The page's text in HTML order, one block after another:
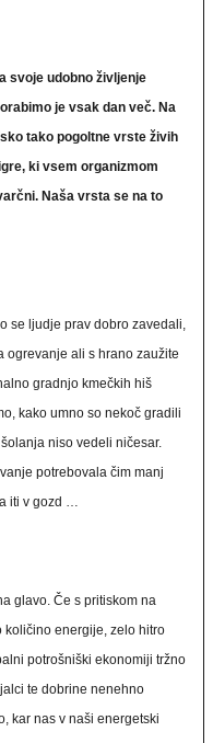
svoje udobno življenje
je vsak dan več. Na
tako pogoltne vrste živih
ki vsem organizmom
Naša vrsta se na to
se ljudje prav dobro zavedali,
ogrevanje ali s hrano zaužite
gradnjo kmečkih hiš
kako umno so nekoč gradili
niso vedeli ničesar.
potrebovala čim manj
iti v gozd …
glavo. Če s pritiskom na
količino energije, zelo hitro
potrošniški ekonomiji tržno
te dobrine nenehno
kar nas v naši energetski